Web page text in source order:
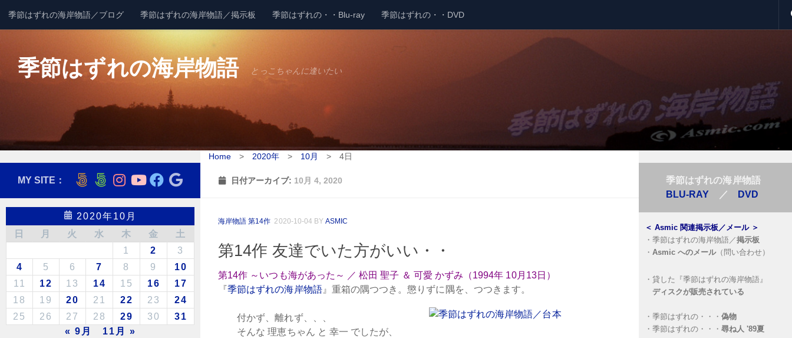
コンテンツへスキップ
季節はずれの海岸物語／ブログ 季節はずれの海岸物語／掲示板 季節はずれの・・Blu-ray 季節はずれの・・DVD
季節はずれの海岸物語 とっこちゃんに逢いたい
Home > 2020年 > 10月 > 4日
日付アーカイブ: 10月 4, 2020
海岸物語 第14作 2020-10-04 BYASMIC
第14作 友達でいた方がいい・・
第14作 ～いつも海があった～ ／ 松田 聖子 ＆ 可愛 かずみ（1994年 10月13日）
『季節はずれの海岸物語』重箱の隅つつき。懲りずに隅を、つつきます。
付かず、離れず、、、
そんな 理恵ちゃん と 幸一 でしたが、
MY SITE：
2020年10月
日
月 火 水 木 金
土
1
2
3
4
5 6 7 8 9
10
11
12 13 14 15 16
17
18
19 20 21 22 23
24
25
26 27 28 29 30
31
« 9月
11月 »
季節はずれの海岸物語
BLU-RAY ／ DVD
＜ Asmic 関連掲示板／メール＞
・ 季節はずれの海岸物語／掲示板
・ Asmic へのメール（問い合わせ）
・ 貸した『季節はずれの海岸物語』
ディスクが販売されている
・ 季節はずれの・・・ 偽物
・ 季節はずれの・・・ 尋ね人 '89夏